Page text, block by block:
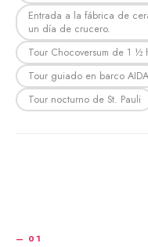
Entrada a la fábrica de
un día de crucero.
Tour Chocoversum de 1 ½
Tour guiado en barco
Tour nocturno de St. Pauli